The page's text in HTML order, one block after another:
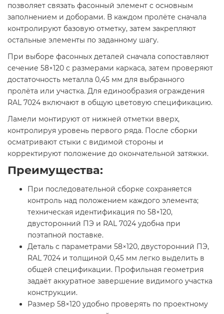
позволяет связать фасонный элемент с основным
заполнением и доборами. В каждом пролёте сначала
контролируют базовую отметку, затем закрепляют
остальные элементы по заданному шагу.
При выборе фасонных деталей сначала сопоставляют
сечение 58×120 с размерами каркаса, затем проверяют
достаточность металла 0,45 мм для выбранного
пролёта или участка. Для единообразия ограждения
RAL 7024 включают в общую цветовую спецификацию.
Ламели монтируют от нижней отметки вверх,
контролируя уровень первого ряда. После сборки
осматривают стыки с видимой стороны и
корректируют положение до окончательной затяжки.
Преимущества:
При последовательной сборке сохраняется
контроль над положением каждого элемента;
техническая идентификация по 58×120,
двусторонний ПЭ и RAL 7024 удобна при
поэтапной поставке.
Деталь с параметрами 58×120, двусторонний ПЭ,
RAL 7024 и толщиной 0,45 мм легко выделить в
общей спецификации. Профильная геометрия
задаёт аккуратное завершение видимого участка
конструкции.
Размер 58×120 удобно проверять по проектному